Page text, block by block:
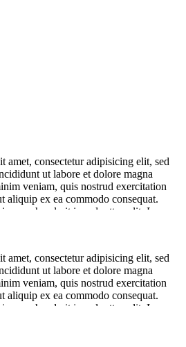
amet, consectetur adipisicing elit, sed
ut labore et dolore magna
veniam, quis nostrud exercitation
aliquip ex ea commodo consequat.
reprehenderit in voluptte velit. Lorem
adipisicing elit, sed do […]
amet, consectetur adipisicing elit, sed
ut labore et dolore magna
veniam, quis nostrud exercitation
aliquip ex ea commodo consequat.
reprehenderit in voluptte velit. Lorem
adipisicing elit, sed do […]